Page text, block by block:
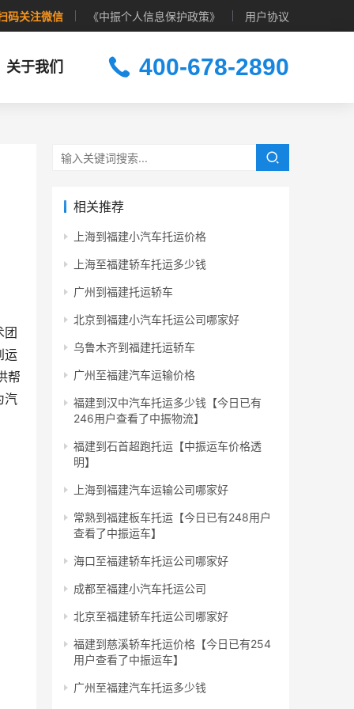
码关注微信 《中振个人信息保护政策》 用户协议
关于我们 400-678-2890
团
运
帮
汽
相关推荐
上海到福建小汽车托运价格
上海至福建轿车托运多少钱
广州到福建托运轿车
北京到福建小汽车托运公司哪家好
乌鲁木齐到福建托运轿车
广州至福建汽车运输价格
福建到汉中汽车托运多少钱【今日已有
246用户查看了中振物流】
福建到石首超跑托运【中振运车价格透
明】
上海到福建汽车运输公司哪家好
常熟到福建板车托运【今日已有248用户
查看了中振运车】
海口至福建轿车托运公司哪家好
成都至福建小汽车托运公司
北京至福建轿车托运公司哪家好
福建到慈溪轿车托运价格【今日已有254
用户查看了中振运车】
广州至福建汽车托运多少钱